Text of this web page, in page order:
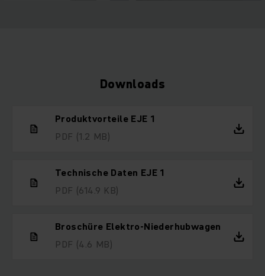
Downloads
Produktvorteile EJE 1
PDF (1.2 MB)
Technische Daten EJE 1
PDF (614.9 KB)
Broschüre Elektro-Niederhubwagen
PDF (4.6 MB)